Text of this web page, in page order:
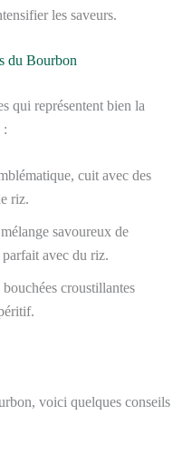
les saveurs.
du Bourbon
qui représentent bien la
:
cuit avec des
riz.
savoureux de
parfait avec du riz.
croustillantes
voici quelques conseils